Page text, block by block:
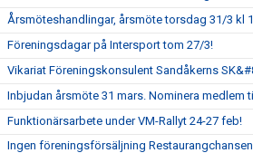
Årsmöteshandlingar, årsmöte torsdag 31/3 kl
Föreningsdagar på Intersport tom 27/3!
Vikariat Föreningskonsulent Sandåkerns
Inbjudan årsmöte 31 mars. Nominera medlem
Funktionärsarbete under VM-Rallyt 24-27 feb!
Ingen föreningsförsäljning Restaurangchansen